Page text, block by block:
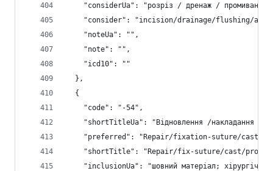
"considerUa": "розріз / дренаж /
"consider": "incision/drainage/flushing/
    "noteUa": "",
    "note": "",
    "icd10": ""
  },
  {
    "code": "-54",
"shortTitleUa": "Відновлення /накладання
"preferred": "Repair/fixation-suture/cast/
"shortTitle": "Repair/fix-suture/cast/
"inclusionUa": "шовний матеріал;